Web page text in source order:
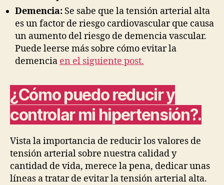
Demencia: Se sabe que la tensión arterial alta
es un factor de riesgo cardiovascular que causa
un aumento del riesgo de demencia vascular.
Puede leerse más sobre cómo evitar la
demencia en el siguiente post.
¿Cómo puedo reducir y
controlar mi hipertensión?.
Vista la importancia de reducir los valores de
tensión arterial sobre nuestra calidad y
cantidad de vida, merece la pena, dedicar unas
líneas a tratar de evitar la tensión arterial alta.